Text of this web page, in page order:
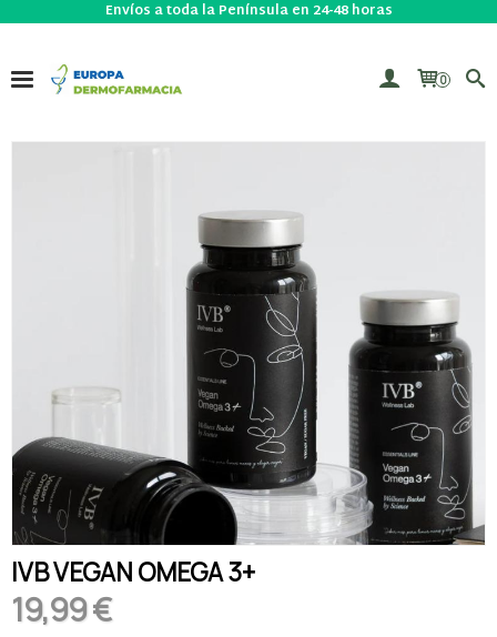
Envíos a toda la Península en 24-48 horas
0
IVB VEGAN OMEGA 3+
19,99 €